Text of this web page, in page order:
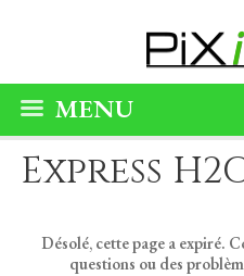
MENU
Express
Désolé, cette page a expiré.
questions ou des